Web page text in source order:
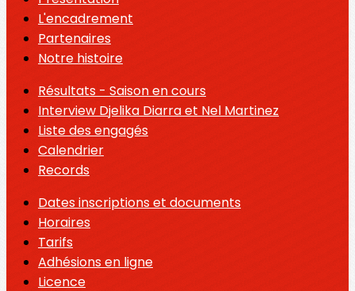
L'encadrement
Partenaires
Notre histoire
Résultats - Saison en cours
Interview Djelika Diarra et Nel Martinez
Liste des engagés
Calendrier
Records
Dates inscriptions et documents
Horaires
Tarifs
Adhésions en ligne
Licence